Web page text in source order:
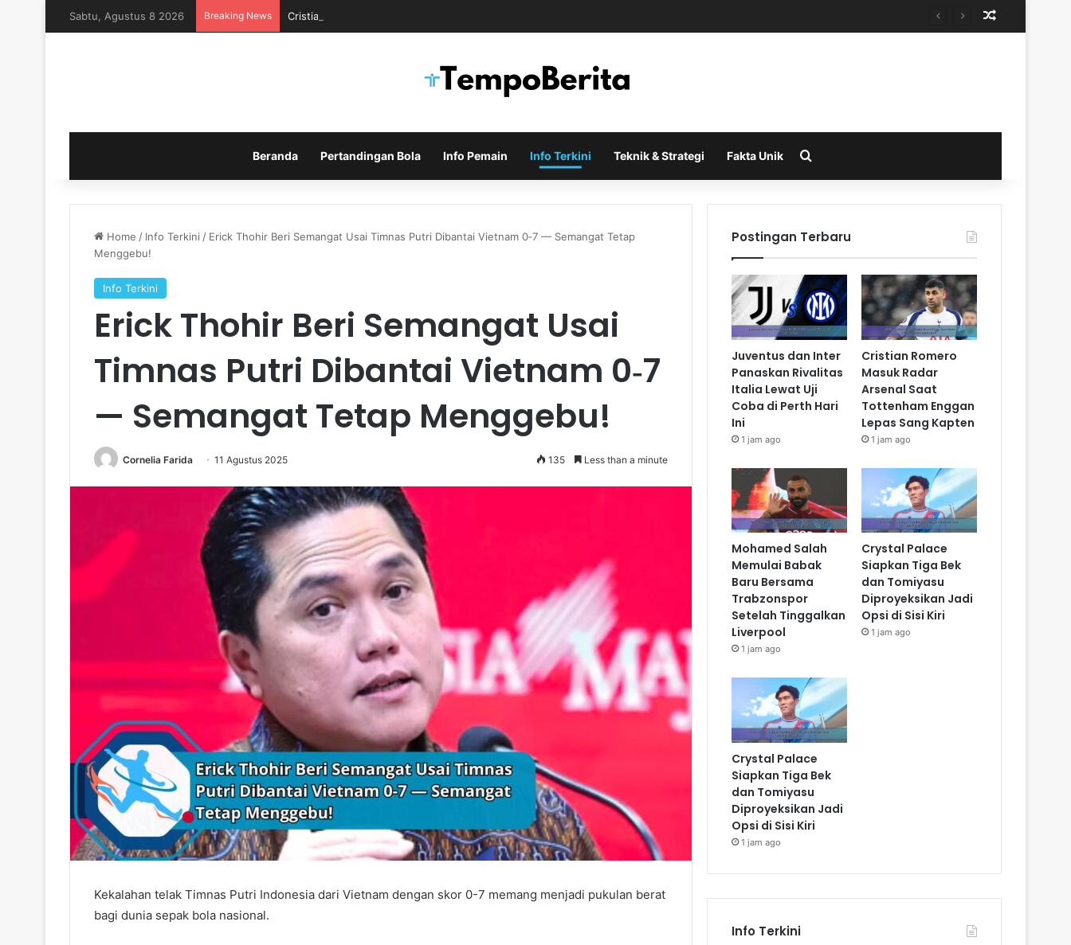
Sabtu, Agustus 8 2026 Breaking News Cristian Romero Masuk Radar Arsenal Saat Tottenham Enggan Lepas Sang Kapten
Beranda Pertandingan Bola Info Pemain Info Terkini Teknik & Strategi Fakta Unik
Home / Info Terkini / Erick Thohir Beri Semangat Usai Timnas Putri Dibantai Vietnam 0‑7 — Semangat Tetap
Menggebu!
Info Terkini
Erick Thohir Beri Semangat Usai
Timnas Putri Dibantai Vietnam 0‑7
— Semangat Tetap Menggebu!
Cornelia Farida 11 Agustus 2025 135 Less than a minute
Kekalahan telak Timnas Putri Indonesia dari Vietnam dengan skor 0-7 memang menjadi pukulan berat
bagi dunia sepak bola nasional.
Postingan Terbaru
Juventus dan Inter
Panaskan Rivalitas
Italia Lewat Uji
Coba di Perth Hari
Ini
1 jam ago
Cristian Romero
Masuk Radar
Arsenal Saat
Tottenham Enggan
Lepas Sang Kapten
1 jam ago
Mohamed Salah
Memulai Babak
Baru Bersama
Trabzonspor
Setelah Tinggalkan
Liverpool
1 jam ago
Crystal Palace
Siapkan Tiga Bek
dan Tomiyasu
Diproyeksikan Jadi
Opsi di Sisi Kiri
1 jam ago
Crystal Palace
Siapkan Tiga Bek
dan Tomiyasu
Diproyeksikan Jadi
Opsi di Sisi Kiri
1 jam ago
Info Terkini